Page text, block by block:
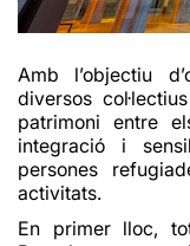
Amb l’objectiu
diversos
patrimoni entre
integració i
persones
activitats.
En primer lloc,